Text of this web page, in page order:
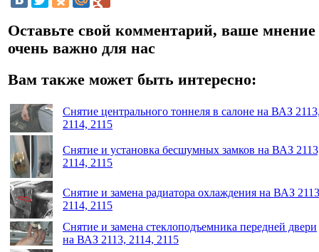
Оставьте свой комментарий, ваше мнение
очень важно для нас
Вам также может быть интересно:
Снятие центрального тоннеля в салоне на ВАЗ
2114, 2115
Снятие и установка бесшумных замков на ВАЗ
2114, 2115
Снятие и замена радиатора охлаждения на ВАЗ
2114, 2115
Снятие и замена стеклоподъемника передней двери
на ВАЗ 2113, 2114, 2115